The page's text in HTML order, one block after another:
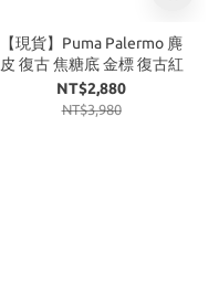
【現貨】Puma Palermo 麂
皮 復古 焦糖底 金標 復古紅
NT$2,880
NT$3,980